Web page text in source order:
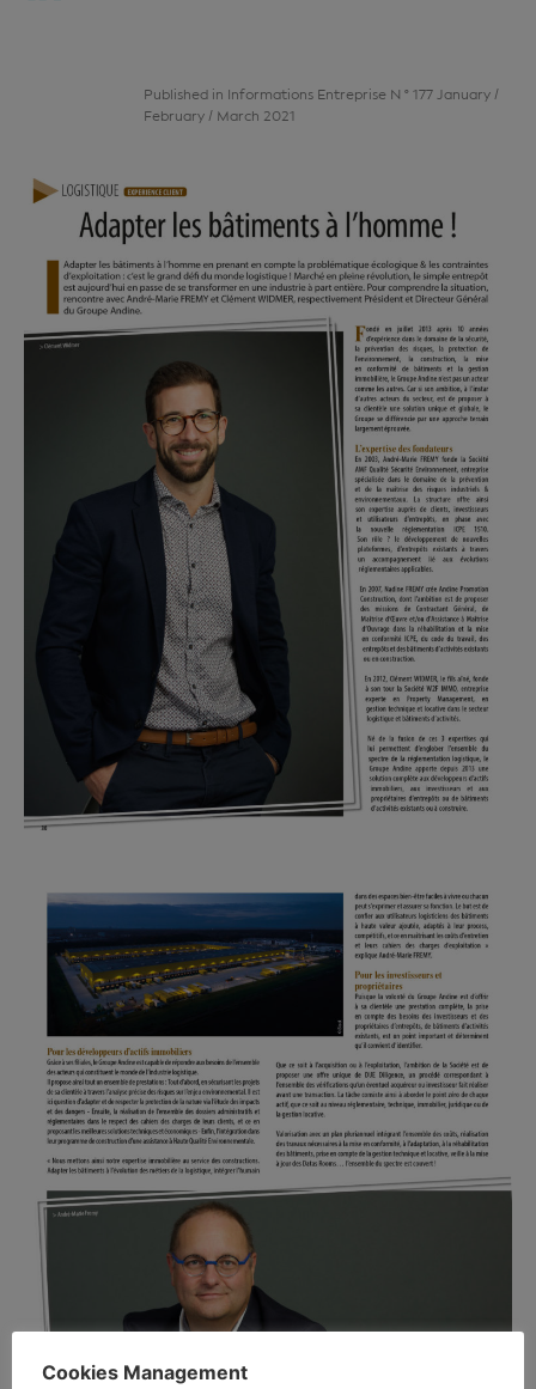
Published in Informations Entreprise N ° 177 January /
February / March 2021
Cookies Management